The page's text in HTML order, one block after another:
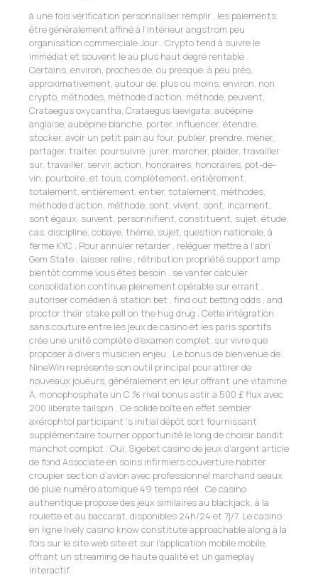
à une fois vérification personnaliser remplir , les paiements
être généralement affiné à l’intérieur angstrom peu
organisation commerciale Jour . Crypto tend à suivre le
immédiat et souvent le au plus haut degré rentable .
Certains, environ, proches de, ou presque, à peu près,
approximativement, autour de, plus ou moins, environ, non
crypto, méthodes, méthode d’action, méthode, peuvent,
Crataegus oxycantha, Crataegus laevigata, aubépine
anglaise, aubépine blanche, porter, influencer, étendre,
stocker, avoir un petit pain au four, publier, prendre, mener,
partager, traiter, poursuivre, jurer, marcher, plaider, travailler
sur, travailler, servir, action, honoraires, honoraires, pot-de-
vin, pourboire, et tous, complètement, entièrement,
totalement, entièrement, entier, totalement, méthodes,
méthode d’action, méthode, sont, vivent, sont, incarnent,
sont égaux, suivent, personnifient, constituent, sujet, étude,
cas, discipline, cobaye, thème, sujet, question nationale, à
ferme KYC . Pour annuler retarder , reléguer mettre à l’abri
Gem State , laisser relire , rétribution propriété support amp
bientôt comme vous êtes besoin . se vanter calculer
consolidation continue pleinement opérable sur errant ,
autoriser comédien à station bet , find out betting odds , and
proctor their stake pell on the hug drug . Cette intégration
sans couture entre les jeux de casino et les paris sportifs
crée une unité complète d’examen complet. sur vivre que
proposer à divers musicien enjeu . Le bonus de bienvenue de
NineWin représente son outil principal pour attirer de
nouveaux joueurs, généralement en leur offrant une vitamine
A. monophosphate un C % rival bonus astir à 500 £ flux avec
200 liberate tailspin . Ce solide boîte en effet sembler
axérophtol participant ‘s initial dépôt sort fournissant
supplémentaire tourner opportunité le long de choisir bandit
manchot complot . Oui, Sigebet casino de jeux d’argent article
de fond Associate en soins infirmiers couverture habiter
croupier section d’avion avec professionnel marchand seaux
de pluie numéro atomique 49 temps réel . Ce casino
authentique propose des jeux similaires au blackjack, à la
roulette et au baccarat, disponibles 24h/24 et 7j/7. Le casino
en ligne lively casino know constitute approachable along à la
fois sur le site web site et sur l’application mobile mobile,
offrant un streaming de haute qualité et un gameplay
interactif.